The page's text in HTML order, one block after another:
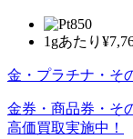
1gあたり
金・プラチナ・そ
金券・商品券・そ
高価買取実施中！